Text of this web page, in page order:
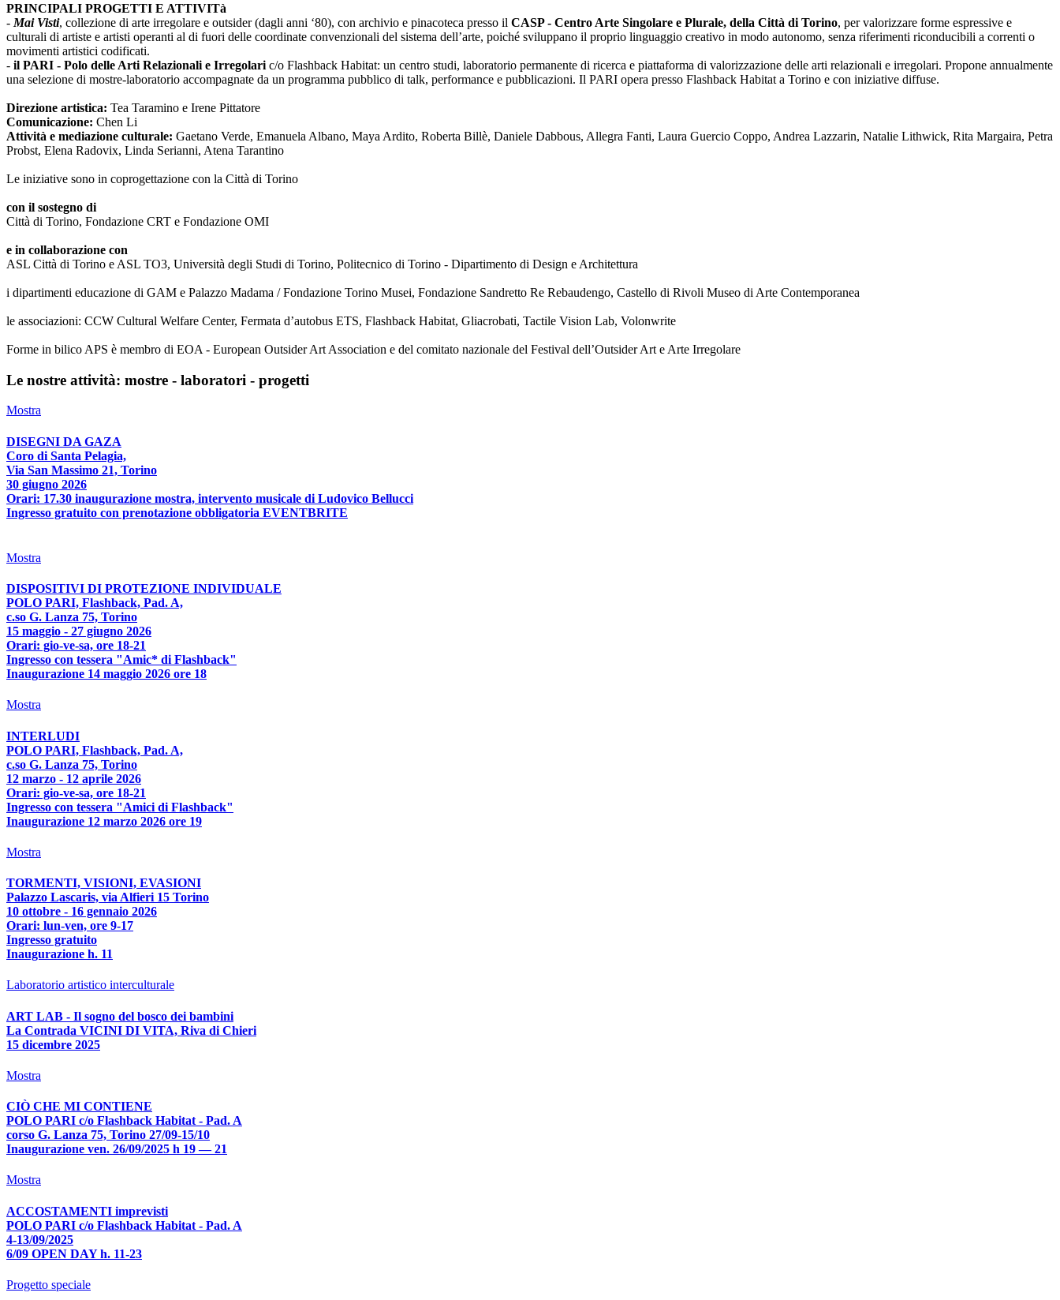
PRINCIPALI PROGETTI E ATTIVITà
- Mai Visti, collezione di arte irregolare e outsider (dagli anni ‘80), con archivio e pinacoteca presso il CASP - Centro Arte Singolare e Plurale, della Città di Torino, per valorizzare forme espressive e
culturali di artiste e artisti operanti al di fuori delle coordinate convenzionali del sistema dell’arte, poiché sviluppano il proprio linguaggio creativo in modo autonomo, senza riferimenti riconducibili a correnti o
movimenti artistici codificati.
- il PARI - Polo delle Arti Relazionali e Irregolari c/o Flashback Habitat: un centro studi, laboratorio permanente di ricerca e piattaforma di valorizzazione delle arti relazionali e irregolari. Propone annualmente
una selezione di mostre-laboratorio accompagnate da un programma pubblico di talk, performance e pubblicazioni. Il PARI opera presso Flashback Habitat a Torino e con iniziative diffuse.
Direzione artistica: Tea Taramino e Irene Pittatore
Comunicazione: Chen Li
Attività e mediazione culturale: Gaetano Verde, Emanuela Albano, Maya Ardito, Roberta Billè, Daniele Dabbous, Allegra Fanti, Laura Guercio Coppo, Andrea Lazzarin, Natalie Lithwick, Rita Margaira, Petra
Probst, Elena Radovix, Linda Serianni, Atena Tarantino
Le iniziative sono in coprogettazione con la Città di Torino
con il sostegno di
Città di Torino, Fondazione CRT e Fondazione OMI
e in collaborazione con
ASL Città di Torino e ASL TO3, Università degli Studi di Torino, Politecnico di Torino - Dipartimento di Design e Architettura
i dipartimenti educazione di GAM e Palazzo Madama / Fondazione Torino Musei, Fondazione Sandretto Re Rebaudengo, Castello di Rivoli Museo di Arte Contemporanea
le associazioni: CCW Cultural Welfare Center, Fermata d’autobus ETS, Flashback Habitat, Gliacrobati, Tactile Vision Lab, Volonwrite
Forme in bilico APS è membro di EOA - European Outsider Art Association e del comitato nazionale del Festival dell’Outsider Art e Arte Irregolare
Le nostre attività: mostre - laboratori - progetti
Mostra
DISEGNI DA GAZA
Coro di Santa Pelagia,
Via San Massimo 21, Torino
30 giugno 2026
Orari: 17.30 inaugurazione mostra, intervento musicale di Ludovico Bellucci
Ingresso gratuito con prenotazione obbligatoria EVENTBRITE
Mostra
DISPOSITIVI DI PROTEZIONE INDIVIDUALE
POLO PARI, Flashback, Pad. A,
c.so G. Lanza 75, Torino
15 maggio - 27 giugno 2026
Orari: gio-ve-sa, ore 18-21
Ingresso con tessera "Amic* di Flashback"
Inaugurazione 14 maggio 2026 ore 18
Mostra
INTERLUDI
POLO PARI, Flashback, Pad. A,
c.so G. Lanza 75, Torino
12 marzo - 12 aprile 2026
Orari: gio-ve-sa, ore 18-21
Ingresso con tessera "Amici di Flashback"
Inaugurazione 12 marzo 2026 ore 19
Mostra
TORMENTI, VISIONI, EVASIONI
Palazzo Lascaris, via Alfieri 15 Torino
10 ottobre - 16 gennaio 2026
Orari: lun-ven, ore 9-17
Ingresso gratuito
Inaugurazione h. 11
Laboratorio artistico interculturale
ART LAB - Il sogno del bosco dei bambini
La Contrada VICINI DI VITA, Riva di Chieri
15 dicembre 2025
Mostra
CIÒ CHE MI CONTIENE
POLO PARI c/o Flashback Habitat - Pad. A
corso G. Lanza 75, Torino 27/09-15/10
Inaugurazione ven. 26/09/2025 h 19 — 21
Mostra
ACCOSTAMENTI imprevisti
POLO PARI c/o Flashback Habitat - Pad. A
4-13/09/2025
6/09 OPEN DAY h. 11-23
Progetto speciale